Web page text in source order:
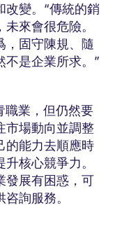
改變。“傳統的銷
來會很危險。
，固守陳規、隨
不是企業所求。”
職業，但仍然要
市場動向並調整
的能力去順應時
核心競爭力。
發展有困惑，可
詢服務。